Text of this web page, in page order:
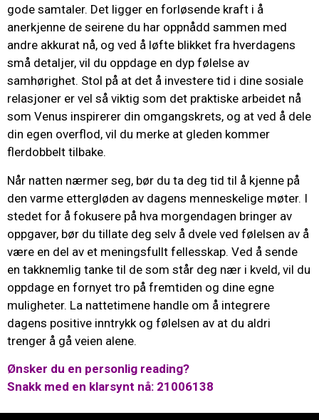
gode samtaler. Det ligger en forløsende kraft i å
anerkjenne de seirene du har oppnådd sammen med
andre akkurat nå, og ved å løfte blikket fra hverdagens
små detaljer, vil du oppdage en dyp følelse av
samhørighet. Stol på at det å investere tid i dine sosiale
relasjoner er vel så viktig som det praktiske arbeidet nå
som Venus inspirerer din omgangskrets, og at ved å dele
din egen overflod, vil du merke at gleden kommer
flerdobbelt tilbake.
Når natten nærmer seg, bør du ta deg tid til å kjenne på
den varme ettergløden av dagens menneskelige møter. I
stedet for å fokusere på hva morgendagen bringer av
oppgaver, bør du tillate deg selv å dvele ved følelsen av å
være en del av et meningsfullt fellesskap. Ved å sende
en takknemlig tanke til de som står deg nær i kveld, vil du
oppdage en fornyet tro på fremtiden og dine egne
muligheter. La nattetimene handle om å integrere
dagens positive inntrykk og følelsen av at du aldri
trenger å gå veien alene.
Ønsker du en personlig reading?
Snakk med en klarsynt nå: 21006138